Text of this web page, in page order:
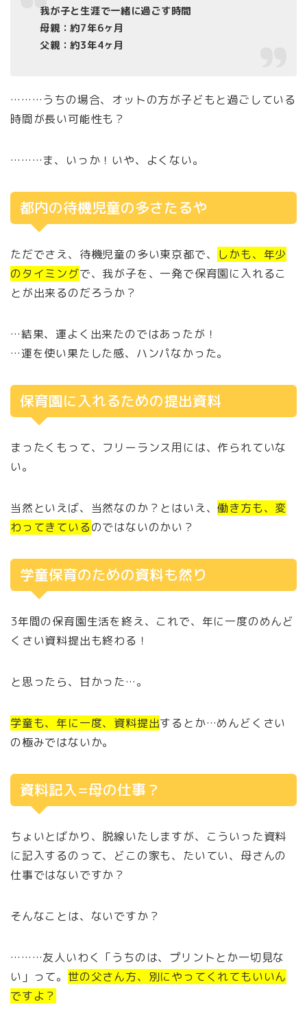
我が子と生涯で一緒に過ごす時間
母親：約7年6ヶ月
父親：約3年4ヶ月
………うちの場合、オットの方が子どもと過ごしている
時間が長い可能性も？
………ま、いっか！いや、よくない。
都内の待機児童の多さたるや
ただでさえ、待機児童の多い東京都で、
しかも、年少
のタイミングで、我が子を、一発で保育園に入れるこ
とが出来るのだろうか？
…結果、運よく出来たのではあったが！
…運を使い果たした感、ハンパなかった。
保育園に入れるための提出資料
まったくもって、フリーランス用には、作られていな
い。
当然といえば、当然なのか？とはいえ、働き方も、変
わってきているのではないのかい？
学童保育のための資料も然り
3年間の保育園生活を終え、これで、年に一度のめんど
くさい資料提出も終わる！
と思ったら、甘かった…。
学童も、年に一度、資料提出するとか…めんどくさい
の極みではないか。
資料記入=母の仕事？
ちょいとばかり、脱線いたしますが、こういった資料
に記入するのって、どこの家も、たいてい、母さんの
仕事ではないですか？
そんなことは、ないですか？
………友人いわく「うちのは、プリントとか一切見な
い」って。 世の父さん方、別にやってくれてもいいん
ですよ？